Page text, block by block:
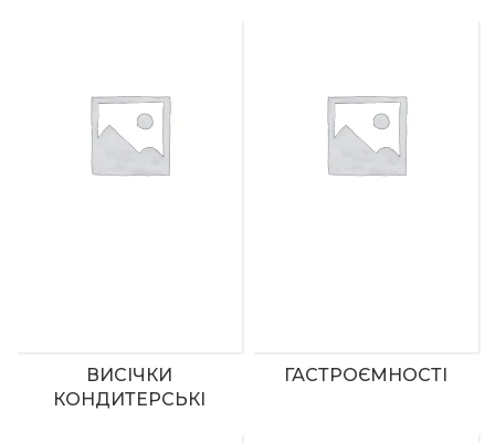
ВИСІЧКИ
КОНДИТЕРСЬКІ
ГАСТРОЄМНОСТІ